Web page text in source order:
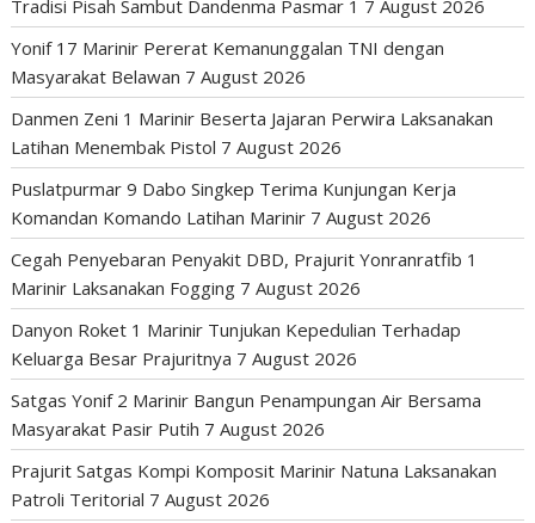
Tradisi Pisah Sambut Dandenma Pasmar 1 7 August 2026
Yonif 17 Marinir Pererat Kemanunggalan TNI dengan
Masyarakat Belawan 7 August 2026
Danmen Zeni 1 Marinir Beserta Jajaran Perwira Laksanakan
Latihan Menembak Pistol 7 August 2026
Puslatpurmar 9 Dabo Singkep Terima Kunjungan Kerja
Komandan Komando Latihan Marinir 7 August 2026
Cegah Penyebaran Penyakit DBD, Prajurit Yonranratfib 1
Marinir Laksanakan Fogging 7 August 2026
Danyon Roket 1 Marinir Tunjukan Kepedulian Terhadap
Keluarga Besar Prajuritnya 7 August 2026
Satgas Yonif 2 Marinir Bangun Penampungan Air Bersama
Masyarakat Pasir Putih 7 August 2026
Prajurit Satgas Kompi Komposit Marinir Natuna Laksanakan
Patroli Teritorial 7 August 2026